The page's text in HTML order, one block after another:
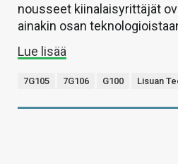
nousseet kiinalaisyrittäjät
ainakin osan
Lue lisää
7G105 7G106 G100 Lisuan